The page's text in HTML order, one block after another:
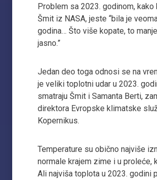
Problem sa 2023. godinom, kako
Šmit iz NASA, jeste “bila je
godina… Što više kopate, to
jasno.”
Jedan deo toga odnosi se na
je veliki toplotni udar u 2023.
smatraju Šmit i Samanta Berti,
direktora Evropske klimatske
Kopernikus.
Temperature su obično najviše
normale krajem zime i u proleće,
Ali najviša toplota u 2023. godini